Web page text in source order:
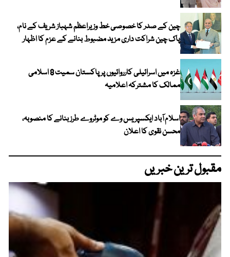
چین کے صدر کا خصوصی خط وزیراعظم شہباز شریف کے نام،
پاک چین شراکت داری مزید مضبوط بنانے کے عزم کا اظہار
غزہ میں اسرائیلی کارروائیوں پر پاکستان سمیت 8 اسلامی
ممالک کا مشترکہ اعلامیہ
اسلام آباد ایکسپریس وے کو موٹروے طرز بنانے کا منصوبہ،
محسن نقوی کا اعلان
مقبول ترین خبریں